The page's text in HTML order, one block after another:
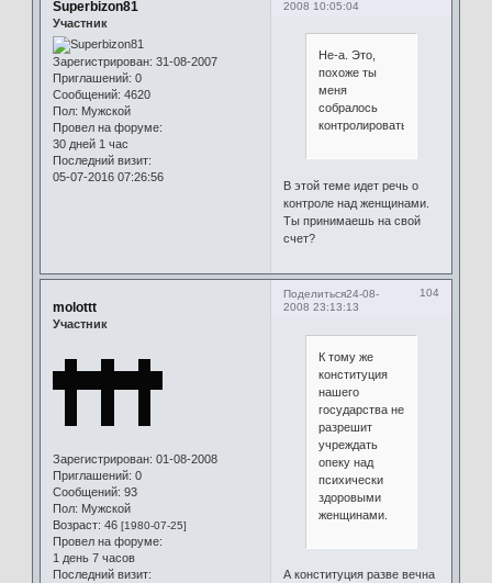
2008 10:05:04
Superbizon81
Участник
Зарегистрирован: 31-08-2007
Приглашений: 0
Сообщений: 4620
Пол: Мужской
Провел на форуме:
30 дней 1 час
Последний визит:
05-07-2016 07:26:56
Не-а. Это,
похоже ты
меня
собралось
контролировать
В этой теме идет речь о
контроле над женщинами.
Ты принимаешь на свой
счет?
Поделиться 104
24-08-
2008 23:13:13
molottt
Участник
Зарегистрирован: 01-08-2008
Приглашений: 0
Сообщений: 93
Пол: Мужской
Возраст: 46 [1980-07-25]
Провел на форуме:
1 день 7 часов
Последний визит:
К тому же
конституция
нашего
государства не
разрешит
учреждать
опеку над
психически
здоровыми
женщинами.
А конституция разве вечна